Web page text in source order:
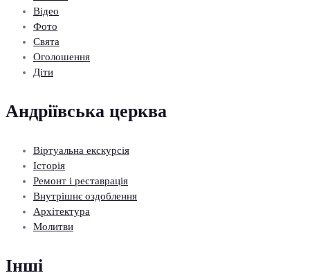
Відео
Фото
Свята
Оголошення
Діти
Андріївська церква
Віртуальна екскурсія
Історія
Ремонт і реставрація
Внутрішнє оздоблення
Архітектура
Молитви
Інші